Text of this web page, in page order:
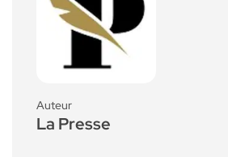
Auteur
La Presse